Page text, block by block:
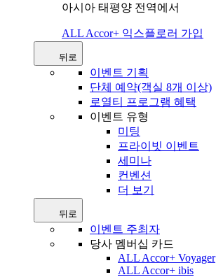
아시아 태평양 전역에서
ALL Accor+ 익스플로러 가입
뒤로
이벤트 기획
단체 예약(객실 8개 이상)
로열티 프로그램 혜택
이벤트 유형
미팅
프라이빗 이벤트
세미나
컨벤션
더 보기
뒤로
이벤트 주최자
당사 멤버십 카드
ALL Accor+ Voyager
ALL Accor+ ibis